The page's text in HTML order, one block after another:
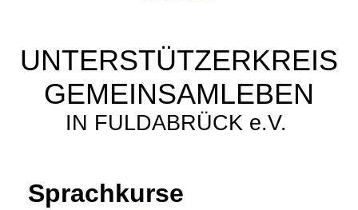
UNTERSTÜTZERKREIS
GEMEINSAMLEBEN
IN FULDABRÜCK e.V.
Sprachkurse